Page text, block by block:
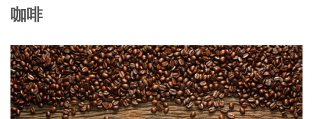
咖啡